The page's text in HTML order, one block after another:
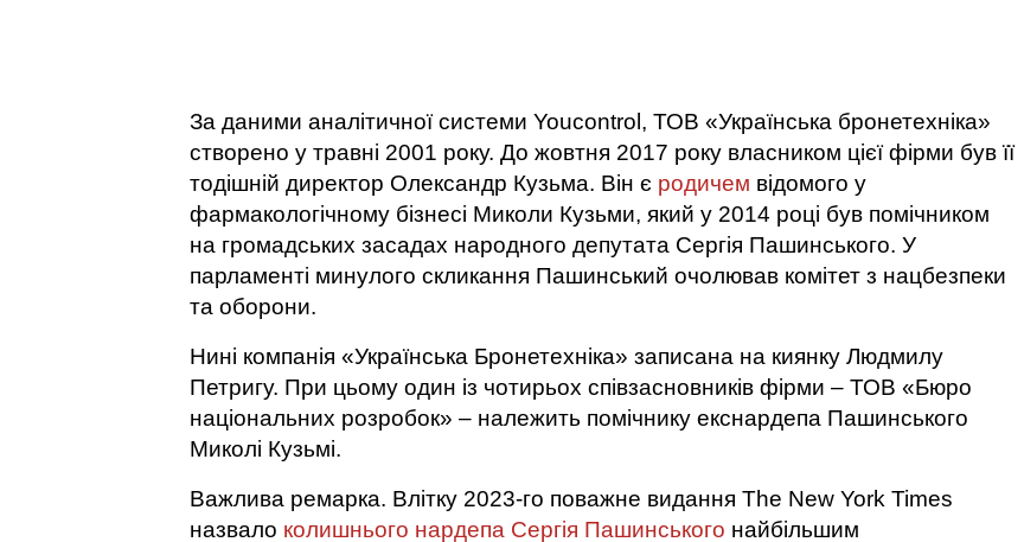
За даними аналітичної системи Youcontrol, ТОВ «Українська бронетехніка»
створено у травні 2001 року. До жовтня 2017 року власником цієї фірми був її
тодішній директор Олександр Кузьма. Він є родичем відомого у
фармакологічному бізнесі Миколи Кузьми, який у 2014 році був помічником
на громадських засадах народного депутата Сергія Пашинського. У
парламенті минулого скликання Пашинський очолював комітет з нацбезпеки
та оборони.
Нині компанія «Українська Бронетехніка» записана на киянку Людмилу
Петригу. При цьому один із чотирьох співзасновників фірми – ТОВ «Бюро
національних розробок» – належить помічнику екснардепа Пашинського
Миколі Кузьмі.
Важлива ремарка. Влітку 2023-го поважне видання The New York Times
назвало колишнього нардепа Сергія Пашинського найбільшим